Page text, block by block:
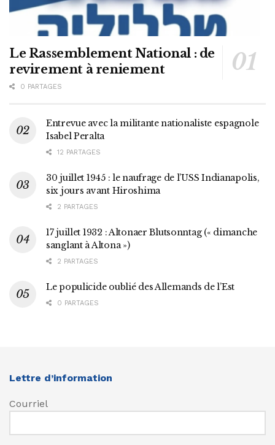
Le Rassemblement National : de
revirement à reniement
0 PARTAGES
Entrevue avec la militante nationaliste espagnole
Isabel Peralta
12 PARTAGES
30 juillet 1945 : le naufrage de l’USS Indianapolis,
six jours avant Hiroshima
2 PARTAGES
17 juillet 1932 : Altonaer Blutsonntag (« dimanche
sanglant à Altona »)
2 PARTAGES
Le populicide oublié des Allemands de l’Est
0 PARTAGES
Lettre d’information
Courriel